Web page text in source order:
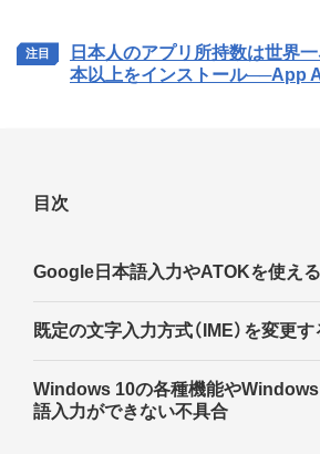
日本人のアプリ所持数は世界
本以上をインストール──App
目次
Google日本語入力やATOKを使え
既定の文字入力方式（IME）を変更す
Windows 10の各種機能や
語入力ができない不具合